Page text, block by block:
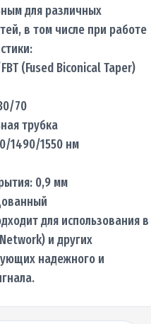
для различных
в том числе при работе
(Fused Biconical Taper)
70
трубка
1490/1550 нм
0,9 мм
для использования в
и других
надежного и